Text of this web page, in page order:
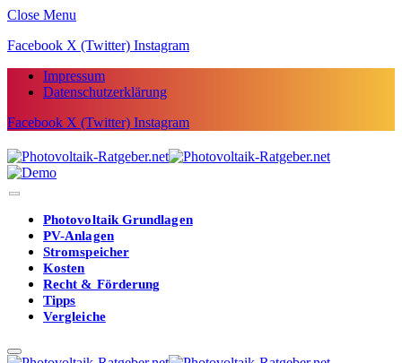
Close Menu
Facebook X (Twitter) Instagram
Impressum
Datenschutzerklärung
Facebook X (Twitter) Instagram
Photovoltaik Grundlagen
PV-Anlagen
Stromspeicher
Kosten
Recht & Förderung
Tipps
Vergleiche